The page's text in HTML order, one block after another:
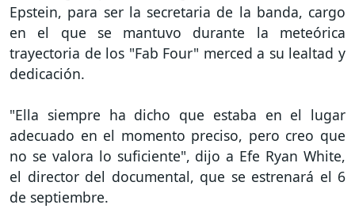
Epstein, para ser la secretaria de la banda, cargo
en el que se mantuvo durante la meteórica
trayectoria de los "Fab Four" merced a su lealtad y
dedicación.
"Ella siempre ha dicho que estaba en el lugar
adecuado en el momento preciso, pero creo que
no se valora lo suficiente", dijo a Efe Ryan White,
el director del documental, que se estrenará el 6
de septiembre.